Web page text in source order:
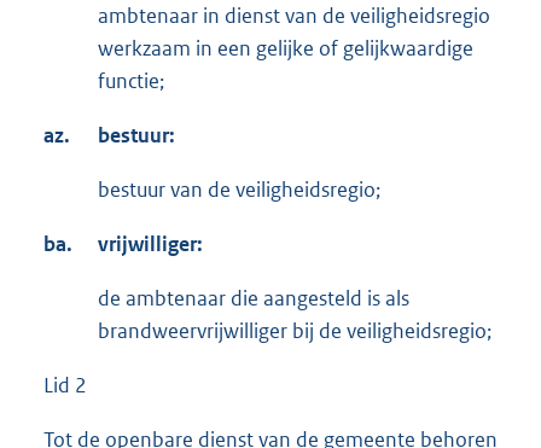
ambtenaar in dienst van de veiligheidsregio
werkzaam in een gelijke of gelijkwaardige
functie;
az. bestuur:
bestuur van de veiligheidsregio;
ba. vrijwilliger:
de ambtenaar die aangesteld is als
brandweervrijwilliger bij de veiligheidsregio;
Lid 2
Tot de openbare dienst van de gemeente behoren